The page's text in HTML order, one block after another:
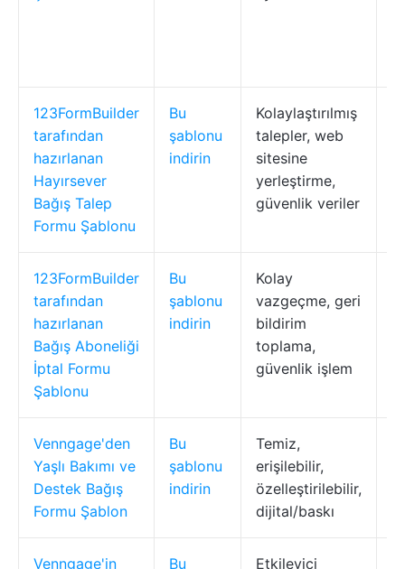
123FormBuilder
tarafından
hazırlanan
Hayırsever
Bağış Talep
Formu Şablonu
Bu
şablonu
indirin
Kolaylaştırılmış
talepler, web
sitesine
yerleştirme,
güvenlik veriler
123FormBuilder
tarafından
hazırlanan
Bağış Aboneliği
İptal Formu
Şablonu
Bu
şablonu
indirin
Kolay
vazgeçme, geri
bildirim
toplama,
güvenlik işlem
Venngage'den
Yaşlı Bakımı ve
Destek Bağış
Formu Şablon
Bu
şablonu
indirin
Temiz,
erişilebilir,
özelleştirilebilir,
dijital/baskı
Venngage'in
Bu
Etkileyici